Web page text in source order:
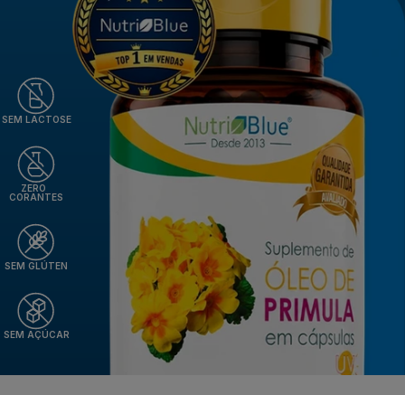
SEM LACTOSE
ZERO
CORANTES
SEM GLÚTEN
SEM AÇÚCAR